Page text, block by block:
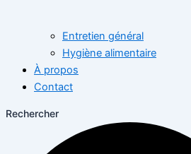
Entretien général
Hygiène alimentaire
À propos
Contact
Rechercher